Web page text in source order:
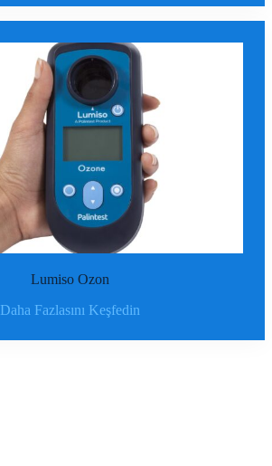
Lumiso Ozon
Daha Fazlasını Keşfedin